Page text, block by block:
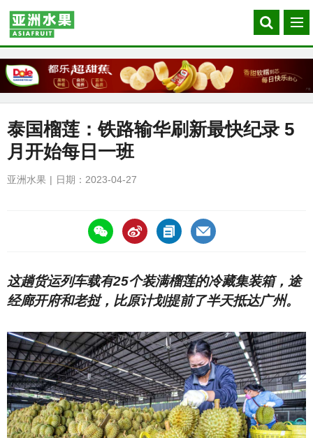
Search
our
菜
单
泰国榴莲：铁路输华刷新最快纪录 5
月开始每日一班
亚洲水果 日期：2023-04-27
https://asiafruitchina.net/25085.html
这趟货运列车载有25个装满榴莲的冷藏集装箱，途
经廊开府和老挝，比原计划提前了半天抵达广州。